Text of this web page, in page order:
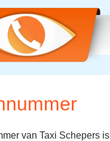
van Taxi Schepers is